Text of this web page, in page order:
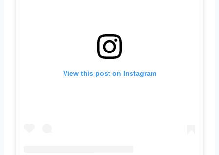
View this post on Instagram